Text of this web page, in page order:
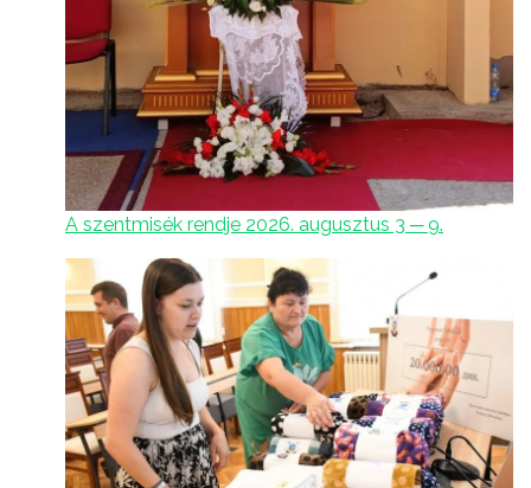
A szentmisék rendje 2026. augusztus 3 ─ 9.